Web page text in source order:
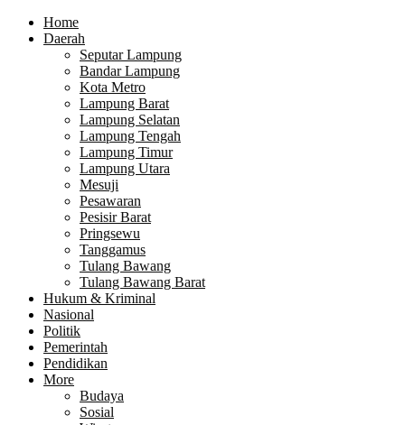
Home
Daerah
Seputar Lampung
Bandar Lampung
Kota Metro
Lampung Barat
Lampung Selatan
Lampung Tengah
Lampung Timur
Lampung Utara
Mesuji
Pesawaran
Pesisir Barat
Pringsewu
Tanggamus
Tulang Bawang
Tulang Bawang Barat
Hukum & Kriminal
Nasional
Politik
Pemerintah
Pendidikan
More
Budaya
Sosial